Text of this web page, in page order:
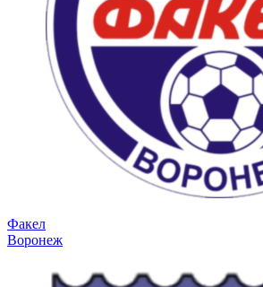
Факел
Воронеж